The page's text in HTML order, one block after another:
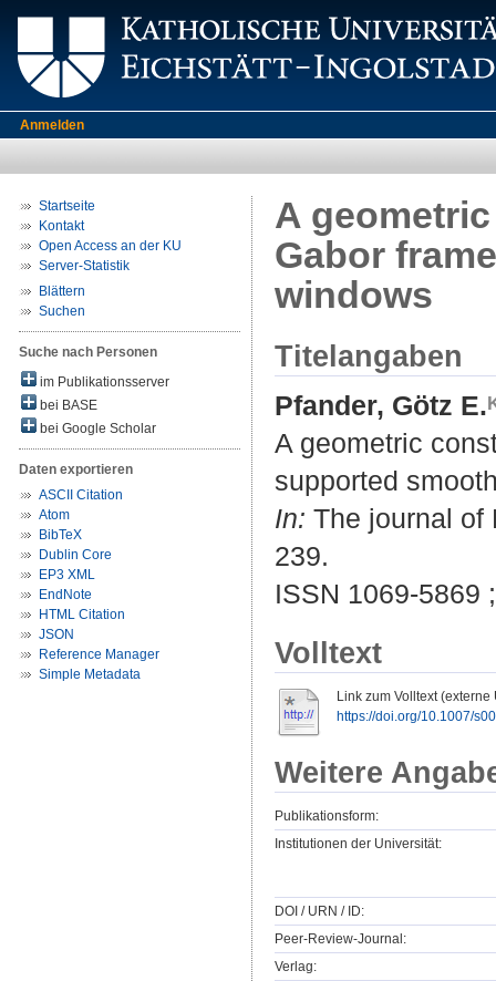
Anmelden
Startseite
Kontakt
Open Access an der KU
Server-Statistik
Blättern
Suchen
Suche nach Personen
im Publikationsserver
bei BASE
bei Google Scholar
Daten exportieren
ASCII Citation
Atom
BibTeX
Dublin Core
EP3 XML
EndNote
HTML Citation
JSON
Reference Manager
Simple Metadata
A
Gabor
windows
Titelangaben
Pfander, Götz E.
A geometric
supported
In: The journal of
239.
ISSN 1069-5869
Volltext
Link zum Volltext (externe
https://doi.org/10.1007/
Weitere
Publikationsform:
Institutionen der Universität:
DOI / URN / ID:
Peer-Review-Journal:
Verlag: